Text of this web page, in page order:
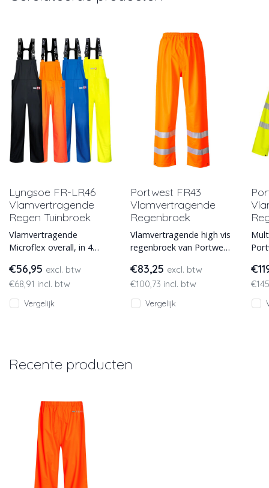
Lyngsoe FR-LR46
Vlamvertragende
Regen Tuinbroek
Vlamvertragende
Microflex overall, in 4
€56,95 excl. btw
€68,91 incl. btw
Vergelijk
Portwest FR43
Vlamvertragende
Regenbroek
Vlamvertragende high vis
regenbroek van Portwest
elastische taille en
leverbaar t/
€83,25 excl. btw
€100,73 incl. btw
Vergelijk
Recente producten